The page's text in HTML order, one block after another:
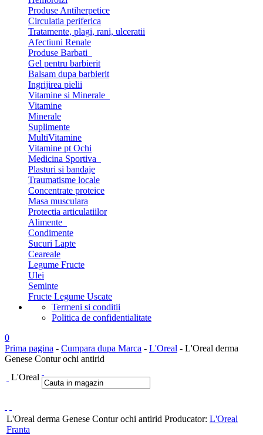
Produse Antiherpetice
Circulatia periferica
Tratamente, plagi, rani, ulceratii
Afectiuni Renale
Produse Barbati
Gel pentru barbierit
Balsam dupa barbierit
Ingrijirea pielii
Vitamine si Minerale
Vitamine
Minerale
Suplimente
MultiVitamine
Vitamine pt Ochi
Medicina Sportiva
Plasturi si bandaje
Traumatisme locale
Concentrate proteice
Masa musculara
Protectia articulatiilor
Alimente
Condimente
Sucuri Lapte
Ceareale
Legume Fructe
Ulei
Seminte
Fructe Legume Uscate
Termeni si conditii
Politica de confidentialitate
0
Prima pagina - Cumpara dupa Marca - L'Oreal - L'Oreal derma
Genese Contur ochi antirid
L'Oreal
L'Oreal derma Genese Contur ochi antirid Producator: L'Oreal
Franta